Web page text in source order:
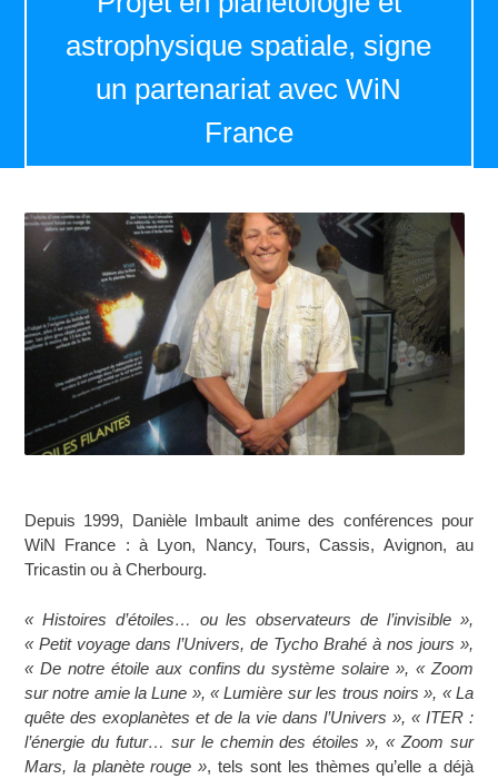
astrophysique spatiale, signe
un partenariat avec WiN
France
Depuis 1999, Danièle Imbault anime des conférences pour
WiN France : à Lyon, Nancy, Tours, Cassis, Avignon, au
Tricastin ou à Cherbourg.
« Histoires d’étoiles… ou les observateurs de l’invisible »,
« Petit voyage dans l’Univers, de Tycho Brahé à nos jours »,
« De notre étoile aux confins du système solaire », « Zoom
sur notre amie la Lune », « Lumière sur les trous noirs », « La
quête des exoplanètes et de la vie dans l’Univers », « ITER :
l’énergie du futur… sur le chemin des étoiles », « Zoom sur
Mars, la planète rouge », tels sont les thèmes qu’elle a déjà